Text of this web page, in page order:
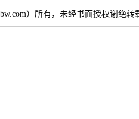
）所有，未经书面授权谢绝转